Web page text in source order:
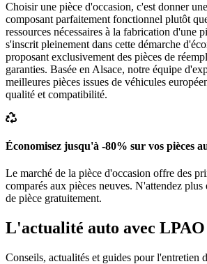
Choisir une pièce d'occasion, c'est donner
composant parfaitement fonctionnel plutôt
ressources nécessaires à la fabrication d'une
s'inscrit pleinement dans cette démarche
proposant exclusivement des pièces de
garanties. Basée en Alsace, notre équipe
meilleures pièces issues de véhicules
qualité et compatibilité.
Économisez jusqu'à -80% sur vos pièces
Le marché de la pièce d'occasion offre des
comparés aux pièces neuves. N'attendez
de pièce gratuitement.
L'actualité auto avec LPAO
Conseils, actualités et guides pour l'entretien